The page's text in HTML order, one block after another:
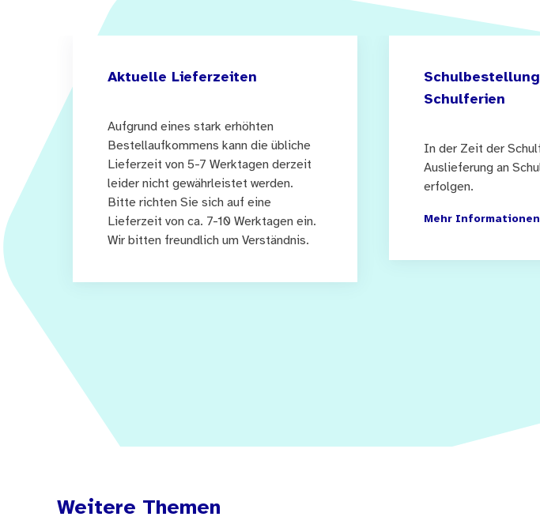
Aktuelle Lieferzeiten
Aufgrund eines stark erhöhten
Bestellaufkommens kann die übliche
Lieferzeit von 5-7 Werktagen derzeit
leider nicht gewährleistet werden.
Bitte richten Sie sich auf eine
Lieferzeit von ca. 7-10 Werktagen ein.
Wir bitten freundlich um Verständnis.
Schulferien
In der Zeit der
Auslieferung an
erfolgen.
Mehr Informationen
Weitere Themen